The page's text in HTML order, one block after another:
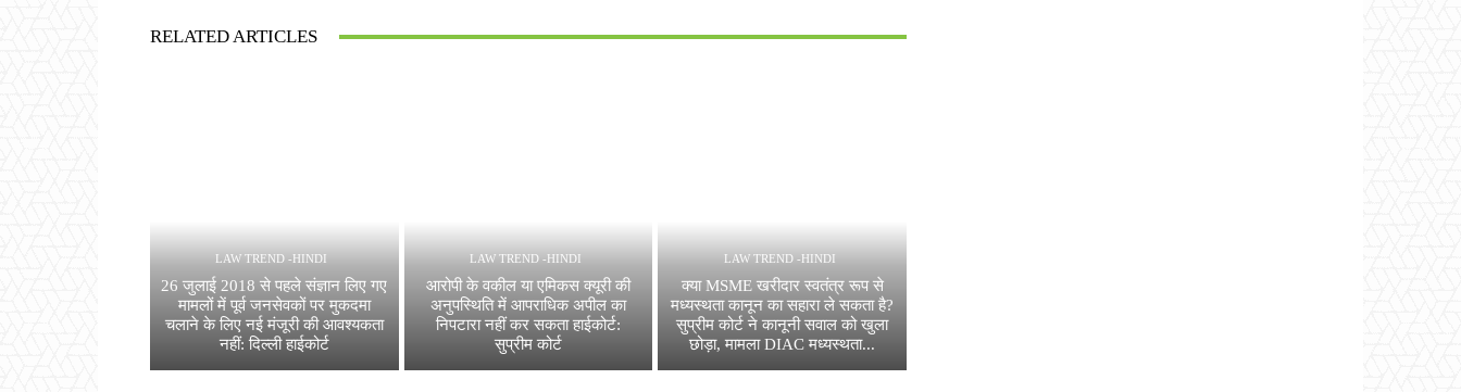
RELATED ARTICLES
LAW TREND -HINDI
26 जुलाई 2018 से पहले संज्ञान लिए गए
मामलों में पूर्व जनसेवकों पर मुकदमा
चलाने के लिए नई मंजूरी की आवश्यकता
नहीं: दिल्ली हाईकोर्ट
LAW TREND -HINDI
आरोपी के वकील या एमिकस क्यूरी की
अनुपस्थिति में आपराधिक अपील का
निपटारा नहीं कर सकता हाईकोर्ट:
सुप्रीम कोर्ट
LAW TREND -HINDI
क्या MSME खरीदार स्वतंत्र रूप से
मध्यस्थता कानून का सहारा ले सकता है?
सुप्रीम कोर्ट ने कानूनी सवाल को खुला
छोड़ा, मामला DIAC मध्यस्थता...